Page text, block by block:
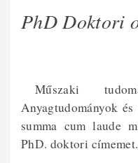
PhD Doktori
Műszaki tudományok tudományterületen,
Anyagtudományok
summa cum laude
PhD. doktori címemet.